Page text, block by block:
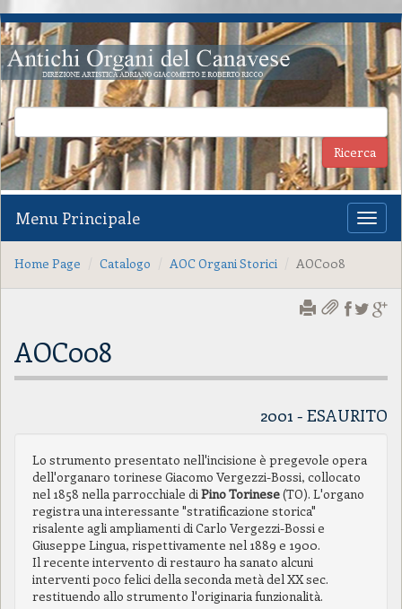
Menu Principale
Home Page Catalogo AOC Organi Storici AOC008
AOC008
2001 - ESAURITO
Lo strumento presentato nell'incisione è pregevole opera
dell'organaro torinese Giacomo Vergezzi-Bossi, collocato
nel 1858 nella parrocchiale diPino Torinese(TO). L'organo
registra una interessante "stratificazione storica"
risalente agli ampliamenti di Carlo Vergezzi-Bossi e
Giuseppe Lingua, rispettivamente nel 1889 e 1900.
Il recente intervento di restauro ha sanato alcuni
interventi poco felici della seconda metà del XX sec.
restituendo allo strumento l'originaria funzionalità.